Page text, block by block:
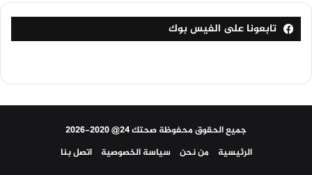
تابعونا على الفيس بوك
جميع الحقوق محفوظة صحتك 24@ 2020-2026
الرئيسية
من نحن سياسة الخصوصية اتصل بنا